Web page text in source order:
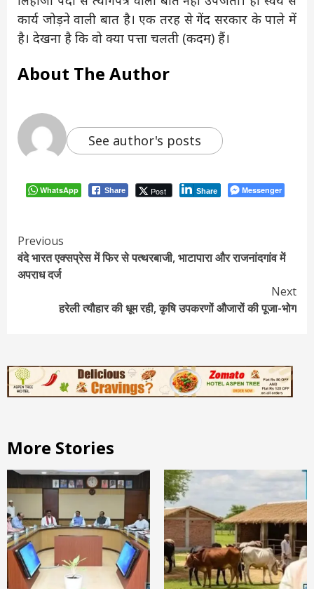
कार्य जोड़ने वाली बात है। एक तरह से गेंद सरकार के पाले में
है। देखना है कि वो क्या पत्ता चलती (कदम) हैं।
About The Author
See author's posts
WhatsApp Share Post Share Messenger
Continue
Reading
Previous
वंदे भारत एक्सप्रेस में फिर से पत्थरबाजी, भाटापारा और राजनांदगांव में
अपराध दर्ज
Next
हरेली त्यौहार की धूम रही, कृषि उपकरणों औजारों की पूजा-भोग
More Stories